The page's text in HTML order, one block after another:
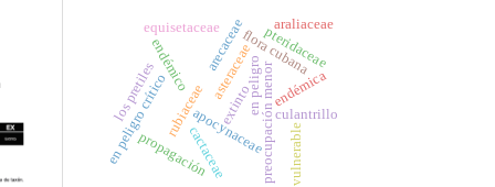
asteraceae
endémico flora cubana
preocupación menor
rubiaceaeapocynaceae
endémica
arecaceae
en peligro crítico cactaceae
propagación
culantrillo
en peligro
pteridaceae
equisetaceae
vulnerable
araliaceae
extinto
los pretiles